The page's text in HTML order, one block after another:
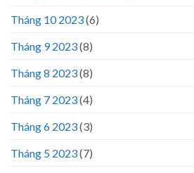
Tháng 10 2023(6)
Tháng 9 2023(8)
Tháng 8 2023(8)
Tháng 7 2023(4)
Tháng 6 2023(3)
Tháng 5 2023(7)